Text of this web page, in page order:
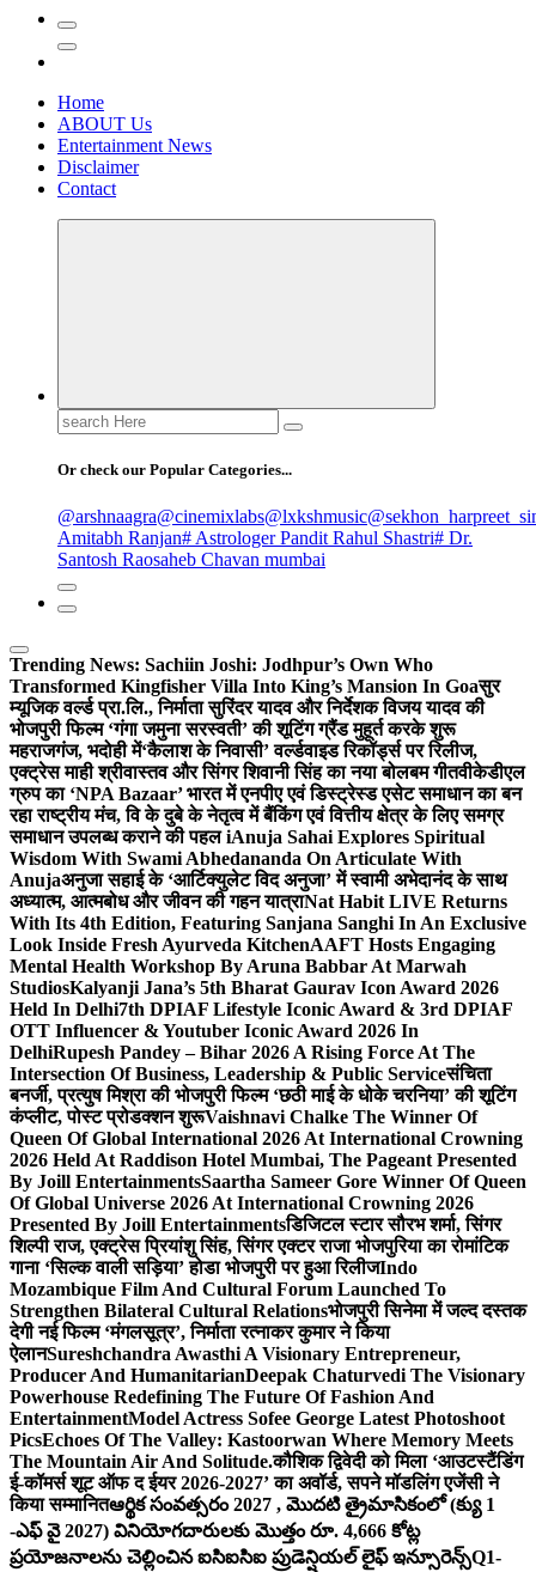
Home
ABOUT Us
Entertainment News
Disclaimer
Contact
Search
for:
Or check our Popular Categories...
@arshnaagra@cinemixlabs@lxkshmusic
Amitabh Ranjan# Astrologer Pandit Rahul Shastri# Dr.
Santosh Raosaheb Chavan mumbai
Trending News: Sachiin Joshi: Jodhpur’s Own Who
Transformed Kingfisher Villa Into King’s Mansion In Goaसुर
म्यूजिक वर्ल्ड प्रा.लि., निर्माता सुरिंदर यादव और निर्देशक विजय यादव की
भोजपुरी फिल्म ‘गंगा जमुना सरस्वती’ की शूटिंग ग्रैंड मुहूर्त करके शुरू
महराजगंज, भदोही में‘कैलाश के निवासी’ वर्ल्डवाइड रिकॉर्ड्स पर रिलीज,
एक्ट्रेस माही श्रीवास्तव और सिंगर शिवानी सिंह का नया बोलबम गीतवीकेडीएल
ग्रुप का ‘NPA Bazaar’ भारत में एनपीए एवं डिस्ट्रेस्ड एसेट समाधान का बन
रहा राष्ट्रीय मंच, वि के दुबे के नेतृत्व में बैंकिंग एवं वित्तीय क्षेत्र के लिए समग्र
समाधान उपलब्ध कराने की पहल iAnuja Sahai Explores Spiritual
Wisdom With Swami Abhedananda On Articulate With
Anujaअनुजा सहाई के ‘आर्टिक्युलेट विद अनुजा’ में स्वामी अभेदानंद के साथ
अध्यात्म, आत्मबोध और जीवन की गहन यात्राNat Habit LIVE Returns
With Its 4th Edition, Featuring Sanjana Sanghi In An Exclusive
Look Inside Fresh Ayurveda KitchenAAFT Hosts Engaging
Mental Health Workshop By Aruna Babbar At Marwah
StudiosKalyanji Jana’s 5th Bharat Gaurav Icon Award 2026
Held In Delhi7th DPIAF Lifestyle Iconic Award & 3rd DPIAF
OTT Influencer & Youtuber Iconic Award 2026 In
DelhiRupesh Pandey – Bihar 2026 A Rising Force At The
Intersection Of Business, Leadership & Public Serviceसंचिता
बनर्जी, प्रत्युष मिश्रा की भोजपुरी फिल्म ‘छठी माई के धोके चरनिया’ की शूटिंग
कंप्लीट, पोस्ट प्रोडक्शन शुरूVaishnavi Chalke The Winner Of
Queen Of Global International 2026 At International Crowning
2026 Held At Raddison Hotel Mumbai, The Pageant Presented
By Joill EntertainmentsSaartha Sameer Gore Winner Of Queen
Of Global Universe 2026 At International Crowning 2026
Presented By Joill Entertainmentsडिजिटल स्टार सौरभ शर्मा, सिंगर
शिल्पी राज, एक्ट्रेस प्रियांशु सिंह, सिंगर एक्टर राजा भोजपुरिया का रोमांटिक
गाना ‘सिल्क वाली सड़िया’ होडा भोजपुरी पर हुआ रिलीजIndo
Mozambique Film And Cultural Forum Launched To
Strengthen Bilateral Cultural Relationsभोजपुरी सिनेमा में जल्द दस्तक
देगी नई फिल्म ‘मंगलसूत्र’, निर्माता रत्नाकर कुमार ने किया
ऐलानSureshchandra Awasthi A Visionary Entrepreneur,
Producer And HumanitarianDeepak Chaturvedi The Visionary
Powerhouse Redefining The Future Of Fashion And
EntertainmentModel Actress Sofee George Latest Photoshoot
PicsEchoes Of The Valley: Kastoorwan Where Memory Meets
The Mountain Air And Solitude.कौशिक द्विवेदी को मिला ‘आउटस्टैंडिंग
ई-कॉमर्स शूट ऑफ द ईयर 2026-2027’ का अवॉर्ड, सपने मॉडलिंग एजेंसी ने
किया सम्मानितఆర్థిక సంవత్సరం 2027 , మొదటి త్రైమాసికంలో (క్యు 1
-ఎఫ్ వై 2027) వినియోగదారులకు మొత్తం రూ. 4,666 కోట్ల
ప్రయోజనాలను చెల్లించిన ఐసిఐసిఐ ప్రుడెన్షియల్ లైఫ్ ఇన్సూరెన్స్Q1-